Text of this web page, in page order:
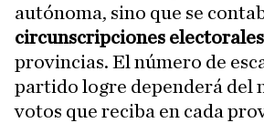
autónoma, sino que se
circunscripciones electorales
provincias. El número de
partido logre dependerá del
votos que reciba en cada